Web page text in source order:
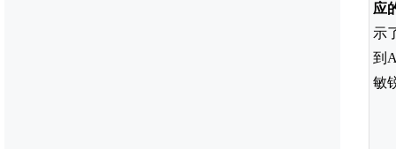
应
示
到
敏